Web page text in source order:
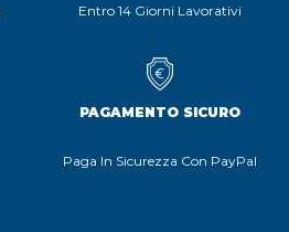
Entro 14 Giorni Lavorativi
PAGAMENTO SICURO
Paga In Sicurezza Con PayPal